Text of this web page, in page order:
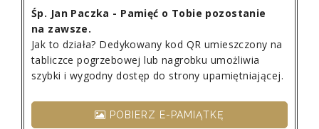
Śp. Jan Paczka - Pamięć o Tobie pozostanie
na zawsze.
Jak to działa? Dedykowany kod QR umieszczony na
tabliczce pogrzebowej lub nagrobku umożliwia
szybki i wygodny dostęp do strony upamiętniającej.
POBIERZ E-PAMIĄTKĘ